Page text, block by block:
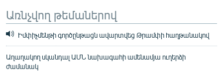
Առնչվող թեմաներով
Իմփիչմենթի գործընթացն ավարտվեց Թրամփի հաղթանակով
Աղաղակող սկանդալ ԱՄՆ նախագահի ամենամյա ուղերձի
ժամանակ